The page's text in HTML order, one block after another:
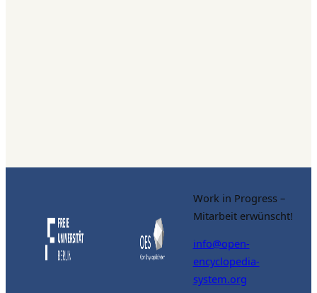
Work in Progress –
Mitarbeit erwünscht!
info@open-
encyclopedia-
system.org